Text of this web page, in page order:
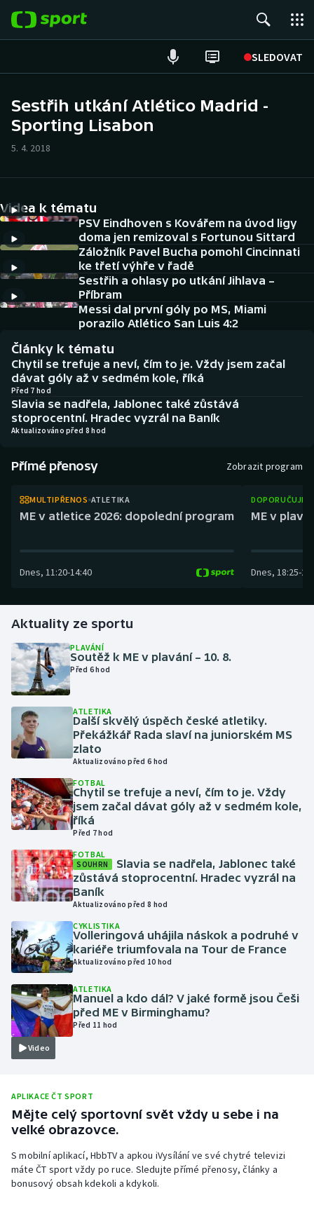
SLEDOVAT
Hokej
Cyklistika
DALŠÍ SPORTY
Americký fotbal
Baseball a softbal
Basketbal
Biatlon
Boby a skeleton
Box
Curling
Golf
Gymnastika
Házená
Jezdectví
Judo
Krasobruslení
Lezení
Lyže a snowboard
Moderní pětiboj
Motorsport
Olympijské hry
Parasport
Plavání
Ragby
Rychlobruslení
Rychlostní kanoistika
NEPŘEHLÉDNĚTE
Historické návraty
Aplikace ČT sport
AZ kvíz
Sestřih utkání Atlético Madrid -
Sporting Lisabon
5. 4. 2018
Videa k tématu
PSV Eindhoven s Kovářem na úvod ligy
doma jen remizoval s Fortunou Sittard
Záložník Pavel Bucha pomohl Cincinnati
ke třetí výhře v řadě
Sestřih a ohlasy po utkání Jihlava –
Příbram
Messi dal první góly po MS, Miami
porazilo Atlético San Luis 4:2
Články k tématu
Chytil se trefuje a neví, čím to je. Vždy jsem začal
dávat góly až v sedmém kole, říká
Před 7 hod
Slavia se nadřela, Jablonec také zůstává
stoprocentní. Hradec vyzrál na Baník
Aktualizováno před 8 hod
Přímé přenosy Zobrazit program
MULTIPŘENOS ATLETIKA
ME v atletice 2026: dopolední program
Dnes, 11:20-14:40
ME v
Dnes, 18:25-
Aktuality ze sportu
PLAVÁNÍ
Soutěž k ME v plavání – 10. 8.
Před 6 hod
ATLETIKA
Další skvělý úspěch české atletiky.
Překážkář Rada slaví na juniorském MS
zlato
Aktualizováno před 6 hod
FOTBAL
Chytil se trefuje a neví, čím to je. Vždy
jsem začal dávat góly až v sedmém kole,
říká
Před 7 hod
FOTBAL
SOUHRN
Slavia se nadřela, Jablonec také
zůstává stoprocentní. Hradec vyzrál na
Baník
Aktualizováno před 8 hod
CYKLISTIKA
Volleringová uhájila náskok a podruhé v
kariéře triumfovala na Tour de France
Aktualizováno před 10 hod
Video
ATLETIKA
Manuel a kdo dál? V jaké formě jsou Češi
před ME v Birminghamu?
Před 11 hod
APLIKACE ČT SPORT
Mějte celý sportovní svět vždy u sebe i na
velké obrazovce.
S mobilní aplikací, HbbTV a apkou iVysílání ve své chytré televizi
máte ČT sport vždy po ruce. Sledujte přímé přenosy, články a
bonusový obsah kdekoli a kdykoli.